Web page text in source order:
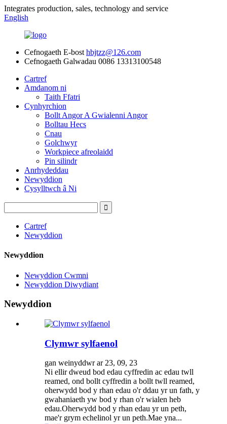
Integrates production, sales, technology and service
English
Cefnogaeth E-bost hbjtzz@126.com
Cefnogaeth Galwadau 0086 13313100548
Cartref
Amdanom ni
Taith Ffatri
Cynhyrchion
Bollt Angor A Gwialenni Angor
Bolltau Hecs
Cnau
Golchwyr
Workpiece afreolaidd
Pin silindr
Anrhydeddau
Newyddion
Cysylltwch â Ni
Cartref
Newyddion
Newyddion
Newyddion Cwmni
Newyddion Diwydiant
Newyddion
Clymwr sylfaenol
gan weinyddwr ar 23, 09, 23
Ni ellir dweud bod edau cyffredin ac edau twll
reamed, ond bollt cyffredin a bollt twll reamed,
oherwydd bod y rhan edau o'r ddau yr un fath, y
gwahaniaeth yw bod y rhan o'r wialen heb
edau.Oherwydd bod y rhan edau yr un peth,
mae'r grym echelinol yr un peth.Mae yna...